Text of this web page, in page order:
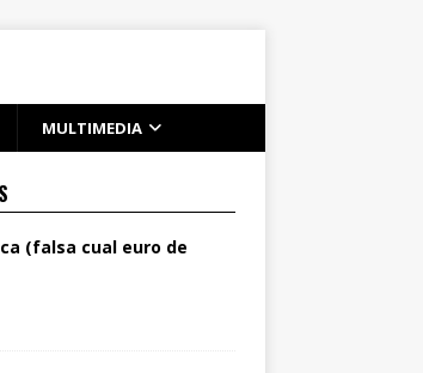
MULTIMEDIA
(falsa cual euro de